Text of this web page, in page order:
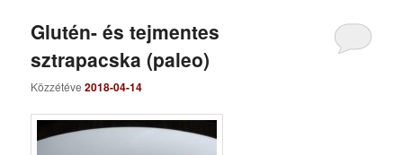
Glutén- és tejmentes
sztrapacska (paleo)
Közzétéve2018-04-14